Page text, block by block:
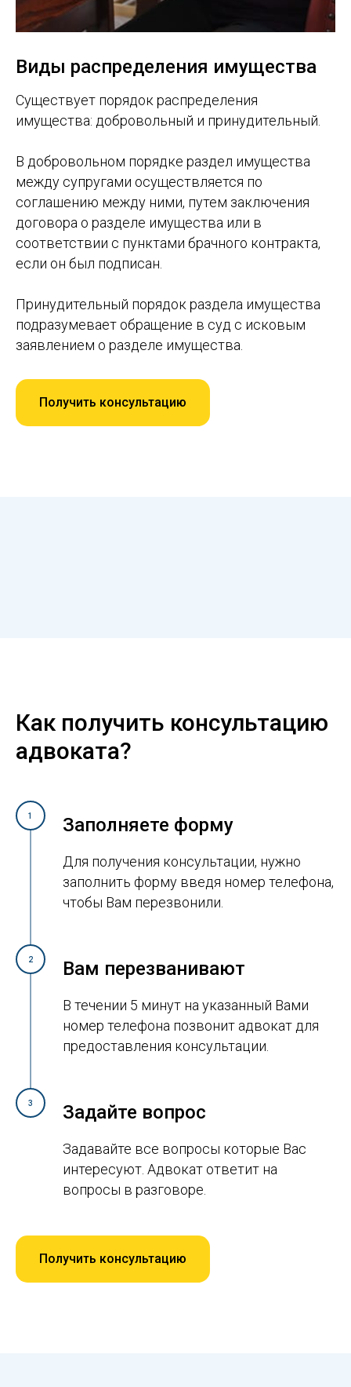
Виды распределения имущества
Существует порядок распределения
имущества: добровольный и принудительный.
В добровольном порядке раздел имущества
между супругами осуществляется по
соглашению между ними, путем заключения
договора о разделе имущества или в
соответствии с пунктами брачного контракта,
если он был подписан.
Принудительный порядок раздела имущества
подразумевает обращение в суд с исковым
заявлением о разделе имущества.
Получить консультацию
Как получить консультацию
адвоката?
1 Заполняете форму
Для получения консультации, нужно
заполнить форму введя номер телефона,
чтобы Вам перезвонили.
2 Вам перезванивают
В течении 5 минут на указанный Вами
номер телефона позвонит адвокат для
предоставления консультации.
3 Задайте вопрос
Задавайте все вопросы которые Вас
интересуют. Адвокат ответит на
вопросы в разговоре.
Получить консультацию